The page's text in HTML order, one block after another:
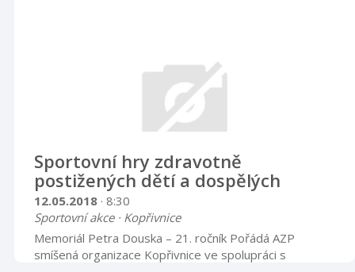
Sportovní hry zdravotně
postižených dětí a dospělých
12.05.2018 · 8:30
Sportovní akce · Kopřivnice
Memoriál Petra Douska – 21. ročník Pořádá AZP
smíšená organizace Kopřivnice ve spolupráci s